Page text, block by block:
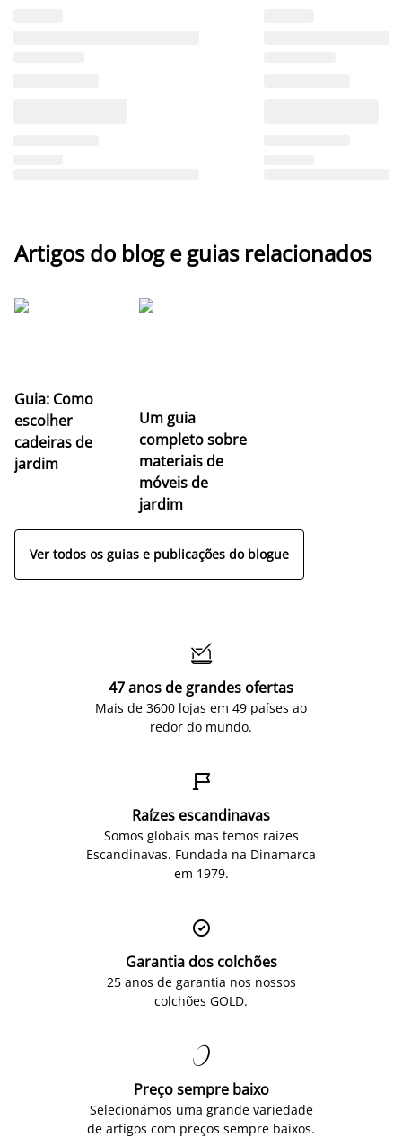
Artigos do blog e guias relacionados
Guia: Como
escolher
cadeiras de
jardim
Um guia
completo sobre
materiais de
móveis de
jardim
Ver todos os guias e publicações do blogue

47 anos de grandes ofertas
Mais de 3600 lojas em 49 países ao
redor do mundo.

Raízes escandinavas
Somos globais mas temos raízes
Escandinavas. Fundada na Dinamarca
em 1979.

Garantia dos colchões
25 anos de garantia nos nossos
colchões GOLD.

Preço sempre baixo
Selecionámos uma grande variedade
de artigos com preços sempre baixos.